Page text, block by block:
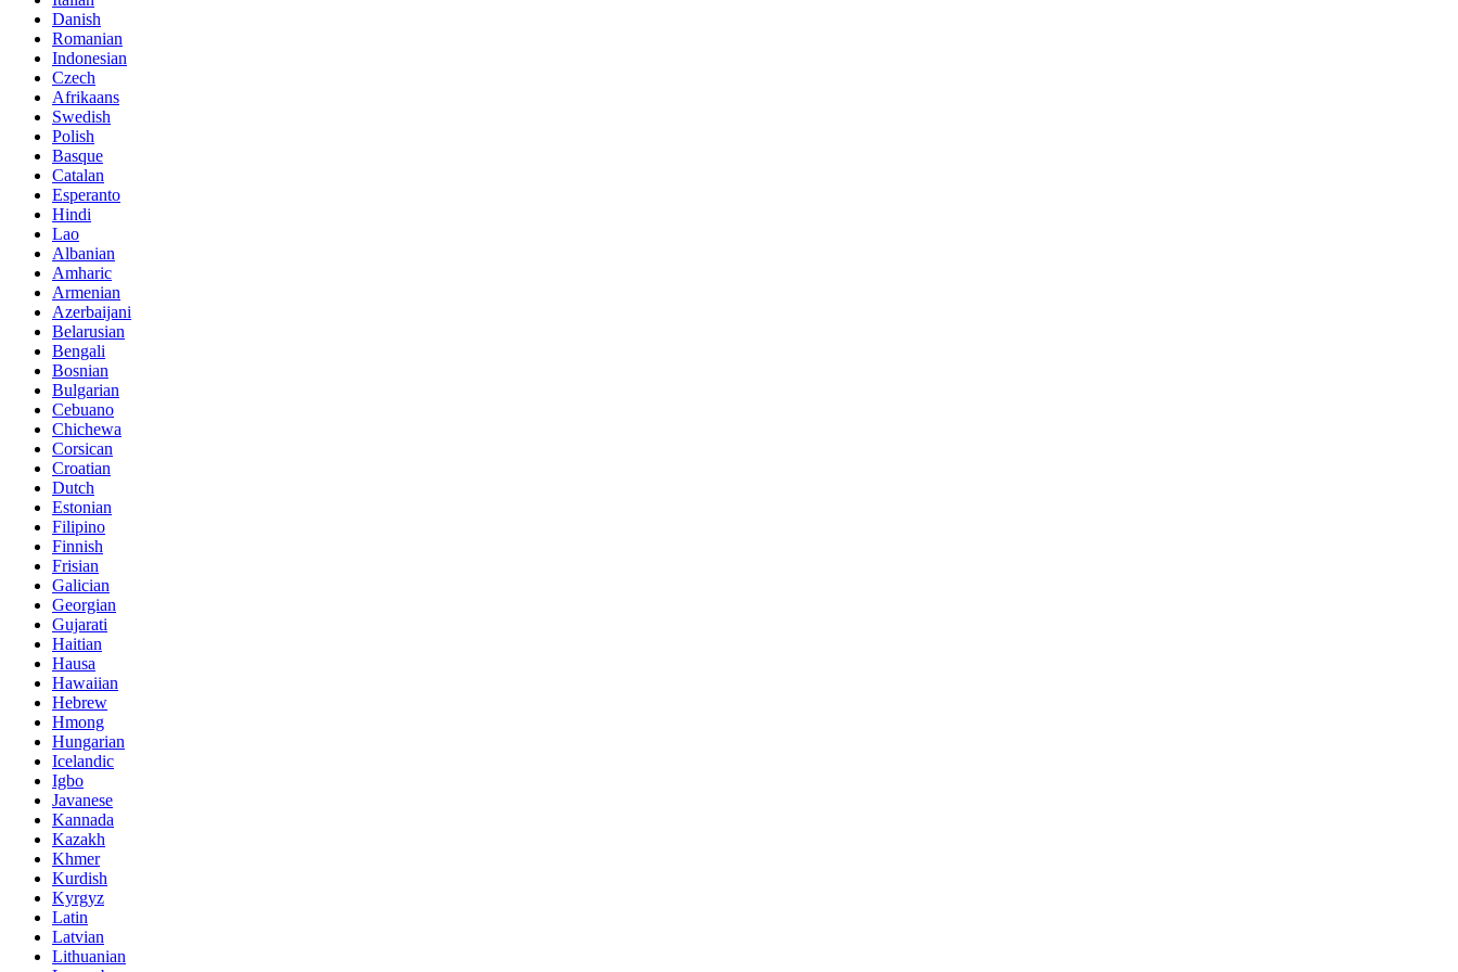
Danish
Romanian
Indonesian
Czech
Afrikaans
Swedish
Polish
Basque
Catalan
Esperanto
Hindi
Lao
Albanian
Amharic
Armenian
Azerbaijani
Belarusian
Bengali
Bosnian
Bulgarian
Cebuano
Chichewa
Corsican
Croatian
Dutch
Estonian
Filipino
Finnish
Frisian
Galician
Georgian
Gujarati
Haitian
Hausa
Hawaiian
Hebrew
Hmong
Hungarian
Icelandic
Igbo
Javanese
Kannada
Kazakh
Khmer
Kurdish
Kyrgyz
Latin
Latvian
Lithuanian